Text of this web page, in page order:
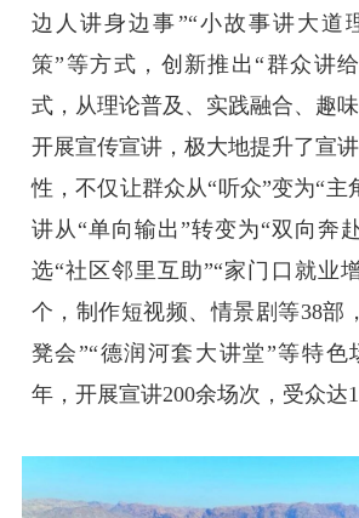
边人讲身边事”“小故事讲大道
策”等方式，创新推出“群众讲
式，从理论普及、实践融合、趣
开展宣传宣讲，极大地提升了宣
性，不仅让群众从“听众”变为“主
讲从“单向输出”转变为“双向奔
选“社区邻里互助”“家门口就业
个，制作短视频、情景剧等38部
凳会”“德润河套大讲堂”等特色
年，开展宣讲200余场次，受众达